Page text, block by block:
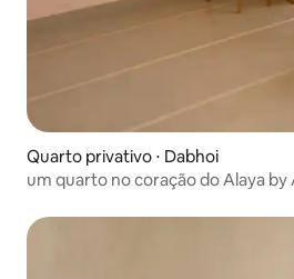
Quarto privativo ⋅ Dabhoi
um quarto no coração do Alaya by